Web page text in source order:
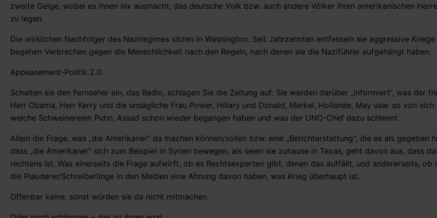
zweite Geige, wobei es ihnen nix ausmacht, das deutsche Volk bzw. auch andere Völker ihren amerikanischen
zu legen.
Die wirklichen Nachfolger des Naziregimes sitzen in Washington. Seit Jahrzehnten entfesseln sie aggressive Kriege
begehen Verbrechen gegen die Menschlichkeit nach den Regeln, nach denen sie die Naziführer aufgehängt haben.
Appeasement-Politik 2.0
Schalten sie den Fernseher ein, das Radio, schlagen Sie die Zeitung auf: Sie werden darüber „informiert“, was der
Herr Obama, Herr Kerry und die unsägliche Frau Power, Hillary und Donald, Merkel, Hollande, May usw. so von sich
welche Schweinereien Putin, Assad schon wieder begangen haben und was der UNO-Chef dazu schleimt.
Allein die Frage, was „die Amerikaner“ da machen können/sollen bzw. eine „Berichterstattung“, die es als gegeben
dass „die Amerikaner“ sich zum Beispiel in Syrien bewegen, als seien sie zuhause in Texas, geht davon aus, dass
rechtens ist. Was einerseits die Frage aufwirft, ob es Rechtsexperten gibt, denen das auffällt, und andererseits, ob
die Plauderer/Schreiberlinge in den Medien eine Ahnung davon haben, was Krieg überhaupt ist.
Offenbar keine, sonst würden sie da nicht mitmachen.